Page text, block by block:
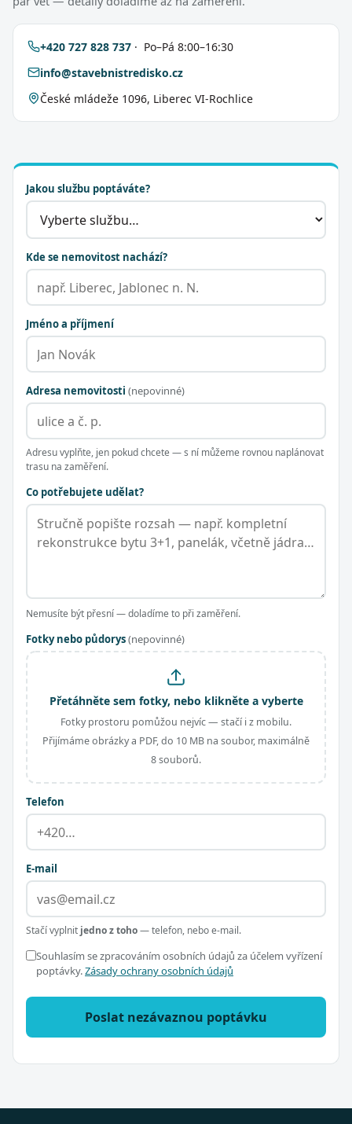
+420 727 828 737 · Po–Pá 8:00–16:30
info@stavebnistredisko.cz
České mládeže 1096, Liberec VI-Rochlice
Jakou službu poptáváte?
Kde se nemovitost nachází?
Jméno a příjmení
Adresa nemovitosti (nepovinné)
Adresu vyplňte, jen pokud chcete — s ní můžeme rovnou naplánovat
trasu na zaměření.
Co potřebujete udělat?
Nemusíte být přesní — doladíme to při zaměření.
Fotky nebo půdorys(nepovinné)
Přetáhněte sem fotky, nebo klikněte a vyberte
Fotky prostoru pomůžou nejvíc — stačí i z mobilu.
Přijímáme obrázky a PDF, do 10 MB na soubor, maximálně
8 souborů.
Telefon
E-mail
Stačí vyplnit jedno z toho— telefon, nebo e-mail.
Souhlasím se zpracováním osobních údajů za účelem vyřízení
poptávky.Zásady ochrany osobních údajů
Poslat nezávaznou poptávku